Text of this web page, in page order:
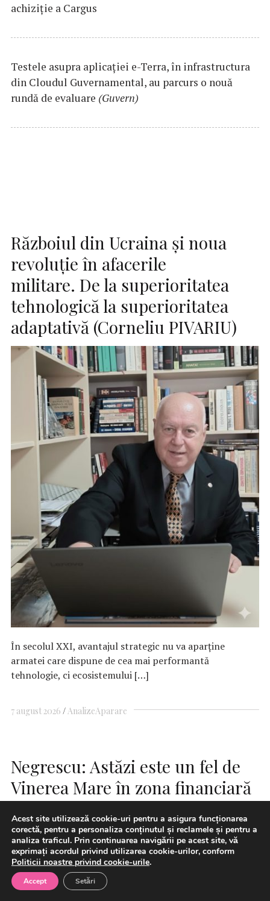
achiziție a Cargus
Testele asupra aplicaţiei e-Terra, în infrastructura
din Cloudul Guvernamental, au parcurs o nouă
rundă de evaluare (Guvern)
Războiul din Ucraina și noua
revoluție în afacerile
militare. De la superioritatea
tehnologică la superioritatea
adaptativă (Corneliu PIVARIU)
În secolul XXI, avantajul strategic nu va aparține
armatei care dispune de cea mai performantă
tehnologie, ci ecosistemului […]
7 august 2026 AnalizeAparare
Negrescu: Astăzi este un fel de
Vinerea Mare în zona financiară
pentru România
Acest site utilizează cookie-uri pentru a asigura funcționarea
corectă, pentru a personaliza conținutul și reclamele și pentru a
analiza traficul. Prin continuarea navigării pe acest site, vă
exprimați acordul privind utilizarea cookie-urilor, conform
Politicii noastre privind cookie-urile.
Accept Setări